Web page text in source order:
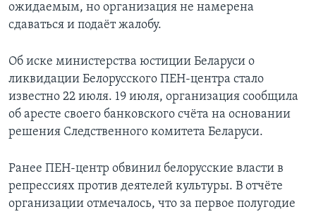
ожидаемым, но организация не намерена
сдаваться и подаёт жалобу.
Об иске министерства юстиции Беларуси о
ликвидации Белорусского ПЕН-центра стало
известно 22 июля. 19 июля, организация сообщила
об аресте своего банковского счёта на основании
решения Следственного комитета Беларуси.
Ранее ПЕН-центр обвинил белорусские власти в
репрессиях против деятелей культуры. В отчёте
организации отмечалось, что за первое полугодие